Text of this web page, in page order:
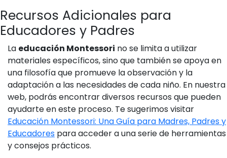
Recursos Adicionales para
Educadores y Padres
La educación Montessori no se limita a utilizar
materiales específicos, sino que también se apoya en
una filosofía que promueve la observación y la
adaptación a las necesidades de cada niño. En nuestra
web, podrás encontrar diversos recursos que pueden
ayudarte en este proceso. Te sugerimos visitar
Educación Montessori: Una Guía para Madres, Padres y
Educadores para acceder a una serie de herramientas
y consejos prácticos.